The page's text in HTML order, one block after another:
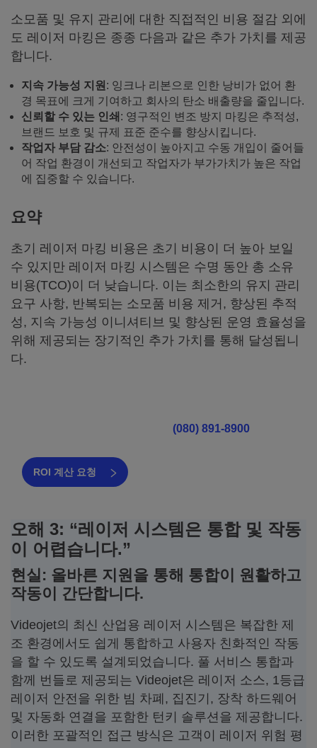
소모품 및 유지 관리에 대한 직접적인 비용 절감 외에
도 레이저 마킹은 종종 다음과 같은 추가 가치를 제공
합니다.
지속 가능성 지원 : 잉크나 리본으로 인한 낭비가 없어 환
경 목표에 크게 기여하고 회사의 탄소 배출량을 줄입니다.
신뢰할 수 있는 인쇄 : 영구적인 변조 방지 마킹은 추적성,
브랜드 보호 및 규제 표준 준수를 향상시킵니다.
작업자 부담 감소: 안전성이 높아지고 수동 개입이 줄어들
어 작업 환경이 개선되고 작업자가 부가가치가 높은 작업
에 집중할 수 있습니다.
요약
초기 레이저 마킹 비용은 초기 비용이 더 높아 보일
수 있지만 레이저 마킹 시스템은 수명 동안 총 소유
비용(TCO)이 더 낮습니다. 이는 최소한의 유지 관리
요구 사항, 반복되는 소모품 비용 제거, 향상된 추적
성, 지속 가능성 이니셔티브 및 향상된 운영 효율성을
위해 제공되는 장기적인 추가 가치를 통해 달성됩니
다.
(080) 891-8900
ROI 계산 요청
오해 3: “레이저 시스템은 통합 및 작동
이 어렵습니다.”
현실: 올바른 지원을 통해 통합이 원활하고
작동이 간단합니다.
Videojet의 최신 산업용 레이저 시스템은 복잡한 제
조 환경에서도 쉽게 통합하고 사용자 친화적인 작동
을 할 수 있도록 설계되었습니다. 풀 서비스 통합과
함께 번들로 제공되는 Videojet은 레이저 소스, 1등급
레이저 안전을 위한 빔 차폐, 집진기, 장착 하드웨어
및 자동화 연결을 포함한 턴키 솔루션을 제공합니다.
이러한 포괄적인 접근 방식은 고객이 레이저 위험 평